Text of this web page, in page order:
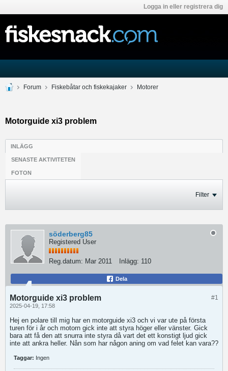
Logga in eller registrera dig
Forum Fiskebåtar och fiskekajaker Motorer
Motorguide xi3 problem
INLÄGG
SENASTE AKTIVITETEN
FOTON
Filter
söderberg85
Registered User
Reg.datum: Mar 2011 Inlägg: 110
Dela
#1
Motorguide xi3 problem
2025-04-19, 17:58
Hej en polare till mig har en motorguide xi3 och vi var ute på första
turen för i år och motorn gick inte att styra höger eller vänster. Gick
bara att få den att snurra inte styra då vart det ett konstigt ljud gick
inte att ankra heller. Nån som har någon aning om vad felet kan vara??
Taggar: Ingen